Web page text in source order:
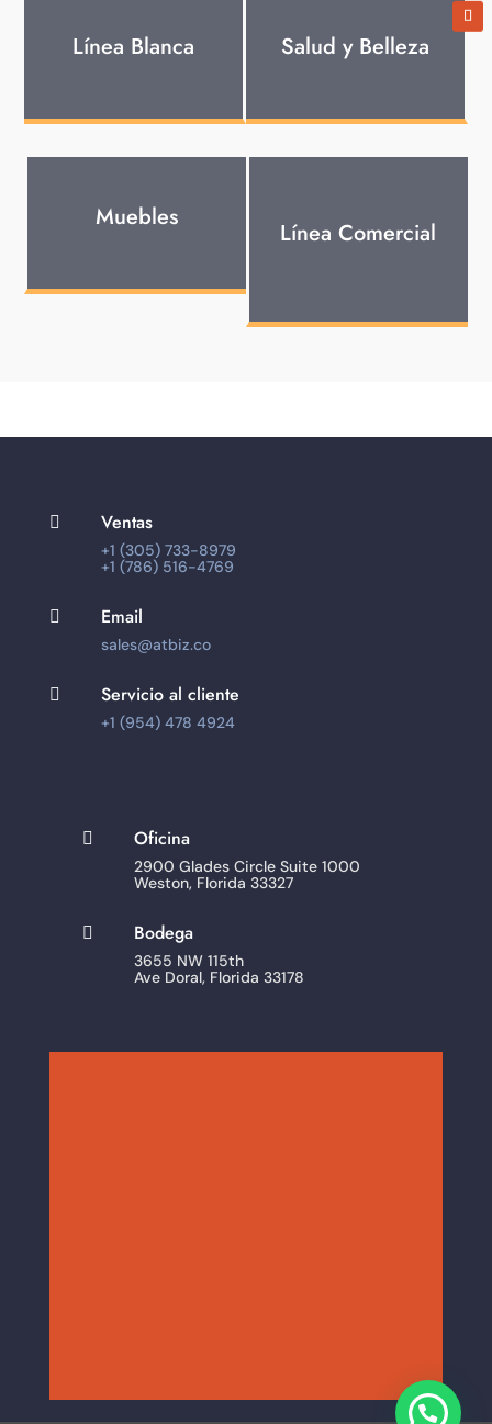
Línea Blanca Salud y Belleza
Muebles
Línea Comercial
 Ventas
+1 (305) 733-8979
+1 (786) 516-4769
 Email
sales@atbiz.co
 Servicio al cliente
+1 (954) 478 4924
 Oficina
2900 Glades Circle Suite 1000
Weston, Florida 33327
 Bodega
3655 NW 115th
Ave Doral, Florida 33178